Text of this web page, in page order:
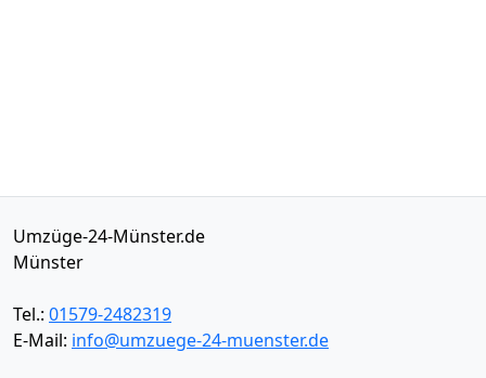
Umzüge-24-Münster.de
Münster
Tel.: 01579-2482319
E-Mail: info@umzuege-24-muenster.de